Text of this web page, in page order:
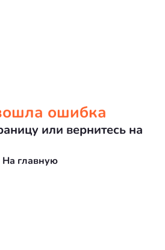
ошибка
или вернитесь на
На главную